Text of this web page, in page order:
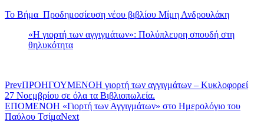
Το Βήμα_Προδημοσίευση νέου βιβλίου Μίμη Ανδρουλάκη
«Η γιορτή των αγγιγμάτων»: Πολύπλευρη σπουδή στη
θηλυκότητα
PrevΠΡΟΗΓΟΥΜΕΝΟΗ γιορτή των αγγιγμάτων – Κυκλοφορεί
27 Νοεμβρίου σε όλα τα Βιβλιοπωλεία.
ΕΠΟΜΕΝΟΗ «Γιορτή των Αγγιγμάτων» στο Ημερολόγιο του
Παύλου ΤσίμαNext